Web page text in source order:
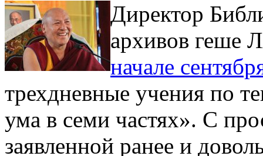
Директор
архивов геше
начале
трехдневные учения по
ума в семи частях». С
заявленной ранее и